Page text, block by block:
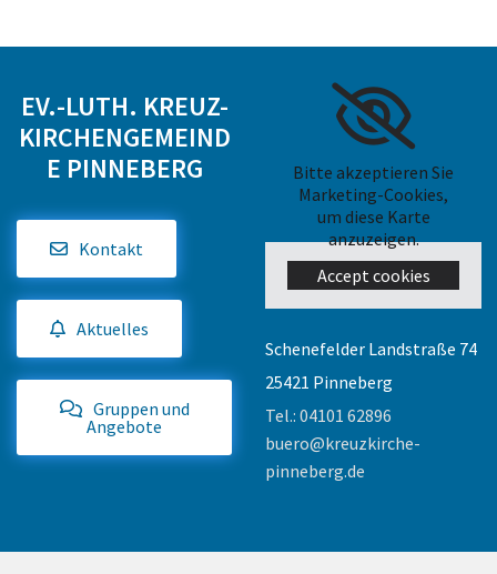
EV.-LUTH. KREUZ-
KIRCHENGEMEIND
E PINNEBERG
Kontakt
Aktuelles
Gruppen und
Angebote
Bitte akzeptieren Sie
Marketing-Cookies,
um diese Karte
anzuzeigen.
Accept cookies
Schenefelder Landstraße 74
25421 Pinneberg
Tel.: 04101 62896
buero@kreuzkirche-
pinneberg.de